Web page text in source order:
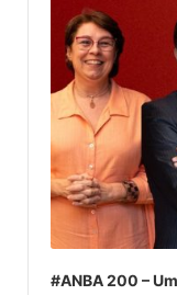
#ANBA 200 –